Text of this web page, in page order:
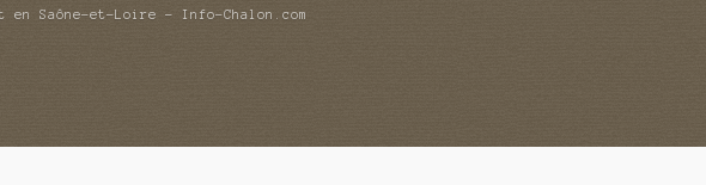
Saône-et-Loire – Info-Chalon.com